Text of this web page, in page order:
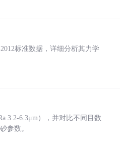
标准数据，详细分析其力学
3.2-6.3μm），并对比不同目数
参数。